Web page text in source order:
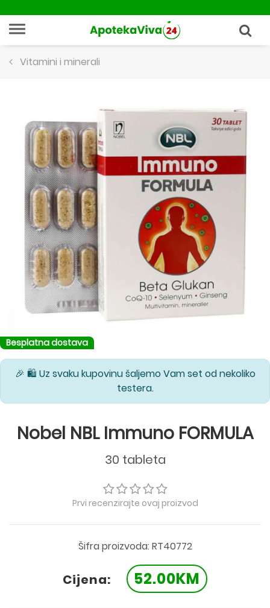
Vitamini i minerali
Besplatna dostava
🎉 🛍️ Uz svaku kupovinu šaljemo Vam set od nekoliko
testera.
Nobel NBL Immuno FORMULA
30 tableta
Prvi recenzirajte ovaj proizvod
Šifra proizvoda: RT40772
Cijena: 52.00KM